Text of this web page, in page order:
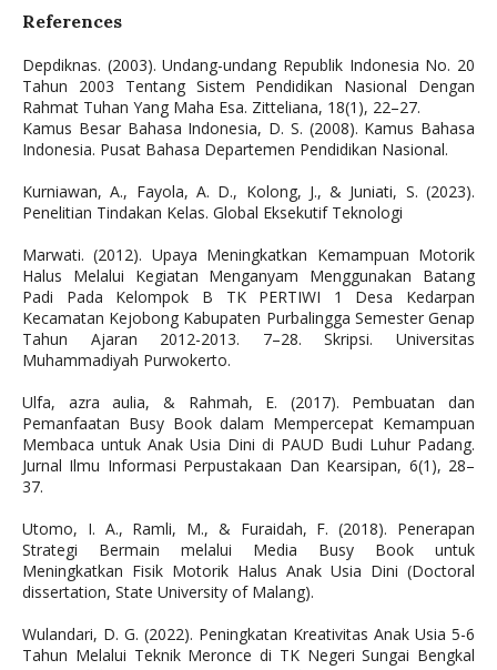
References
Depdiknas. (2003). Undang-undang Republik Indonesia No. 20
Tahun 2003 Tentang Sistem Pendidikan Nasional Dengan
Rahmat Tuhan Yang Maha Esa. Zitteliana, 18(1), 22–27.
Kamus Besar Bahasa Indonesia, D. S. (2008). Kamus Bahasa
Indonesia. Pusat Bahasa Departemen Pendidikan Nasional.
Kurniawan, A., Fayola, A. D., Kolong, J., & Juniati, S. (2023).
Penelitian Tindakan Kelas. Global Eksekutif Teknologi
Marwati. (2012). Upaya Meningkatkan Kemampuan Motorik
Halus Melalui Kegiatan Menganyam Menggunakan Batang
Padi Pada Kelompok B TK PERTIWI 1 Desa Kedarpan
Kecamatan Kejobong Kabupaten Purbalingga Semester Genap
Tahun Ajaran 2012-2013. 7–28. Skripsi. Universitas
Muhammadiyah Purwokerto.
Ulfa, azra aulia, & Rahmah, E. (2017). Pembuatan dan
Pemanfaatan Busy Book dalam Mempercepat Kemampuan
Membaca untuk Anak Usia Dini di PAUD Budi Luhur Padang.
Jurnal Ilmu Informasi Perpustakaan Dan Kearsipan, 6(1), 28–
37.
Utomo, I. A., Ramli, M., & Furaidah, F. (2018). Penerapan
Strategi Bermain melalui Media Busy Book untuk
Meningkatkan Fisik Motorik Halus Anak Usia Dini (Doctoral
dissertation, State University of Malang).
Wulandari, D. G. (2022). Peningkatan Kreativitas Anak Usia 5-6
Tahun Melalui Teknik Meronce di TK Negeri Sungai Bengkal